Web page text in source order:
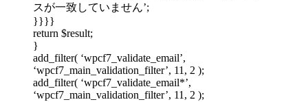
スが一致していません’;
}}}}
return $result;
}
add_filter( ‘wpcf7_validate_email’,
‘wpcf7_main_validation_filter’, 11, 2 );
add_filter( ‘wpcf7_validate_email*’,
‘wpcf7_main_validation_filter’, 11, 2 );